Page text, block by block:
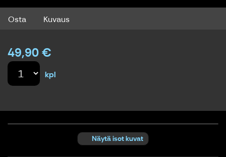
Osta Kuvaus
49,90 €
kpl
Näytä isot kuvat